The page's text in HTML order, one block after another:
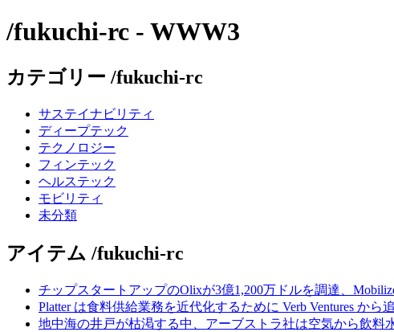
/fukuchi-rc - WWW3
カテゴリー /fukuchi-rc
サステイナビリティ
ディープテック
テクノロジー
フィンテック
ヘルステック
モビリティ
未分類
アイテム /fukuchi-rc
チップスタートアップのOlixが3億1,200万ドルを調達、
Platter は食料供給業務を近代化するために Verb Ventures から
地中海の井戸が枯渇する中、アーブストラ社は空気から飲料